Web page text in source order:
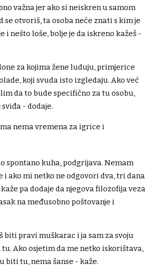
važna jer ako si neiskren u samom
se otvoriš, ta osoba neće znati s kim je
i nešto loše, bolje je da iskreno kažeš -
za kojima žene luduju, primjerice
koji svuda isto izgledaju. Ako već
da to bude specifično za tu osobu,
sviđa - dodaje.
nema vremena za igrice i
spontano kuha, podgrijava. Nemam
i ako mi netko ne odgovori dva, tri dana
pa dodaje da njegova filozofija veza
na međusobno poštovanje i
biti pravi muškarac i ja sam za svoju
Ako osjetim da me netko iskorištava,
biti tu, nema šanse - kaže.